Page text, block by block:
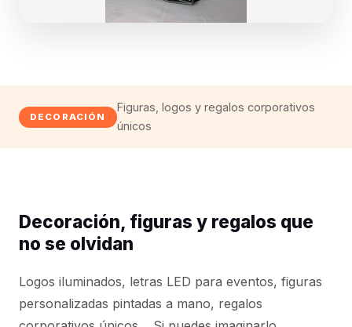
DECORACIÓN
Figuras, logos y regalos corporativos
únicos
Decoración, figuras y regalos que
no se olvidan
Logos iluminados, letras LED para eventos, figuras
personalizadas pintadas a mano, regalos